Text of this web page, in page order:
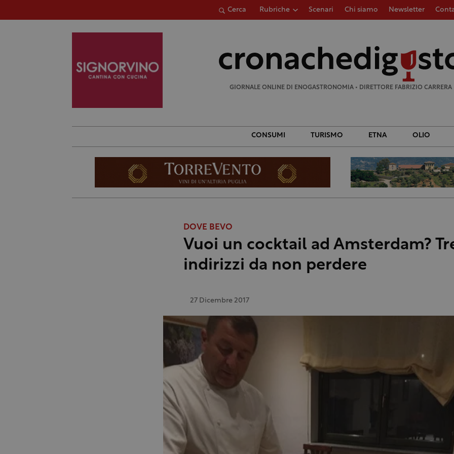
Cerca Rubriche Scenari Chi siamo Newsletter
GIORNALE ONLINE DI ENOGASTRONOMIA • DIRETTORE FABRIZIO CARRERA
CONSUMI TURISMO ETNA OLIO
DOVE BEVO
Vuoi un cocktail ad Amsterdam?
indirizzi da non perdere
27 Dicembre 2017